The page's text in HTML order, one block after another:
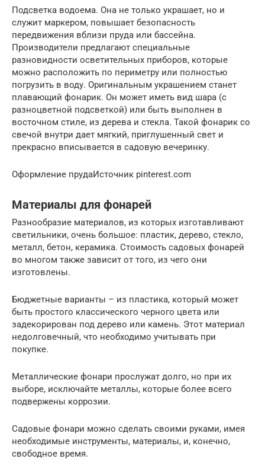
Подсветка водоема. Она не только украшает, но и
служит маркером, повышает безопасность
передвижения вблизи пруда или бассейна.
Производители предлагают специальные
разновидности осветительных приборов, которые
можно расположить по периметру или полностью
погрузить в воду. Оригинальным украшением станет
плавающий фонарик. Он может иметь вид шара (с
разноцветной подсветкой) или быть выполнен в
восточном стиле, из дерева и стекла. Такой фонарик со
свечой внутри дает мягкий, приглушенный свет и
прекрасно вписывается в садовую вечеринку.
Оформление прудаИсточник pinterest.com
Материалы для фонарей
Разнообразие материалов, из которых изготавливают
светильники, очень большое: пластик, дерево, стекло,
металл, бетон, керамика. Стоимость садовых фонарей
во многом также зависит от того, из чего они
изготовлены.
Бюджетные варианты – из пластика, который может
быть простого классического черного цвета или
задекорирован под дерево или камень. Этот материал
недолговечный, что необходимо учитывать при
покупке.
Металлические фонари прослужат долго, но при их
выборе, исключайте металлы, которые более всего
подвержены коррозии.
Садовые фонари можно сделать своими руками, имея
необходимые инструменты, материалы, и, конечно,
свободное время.